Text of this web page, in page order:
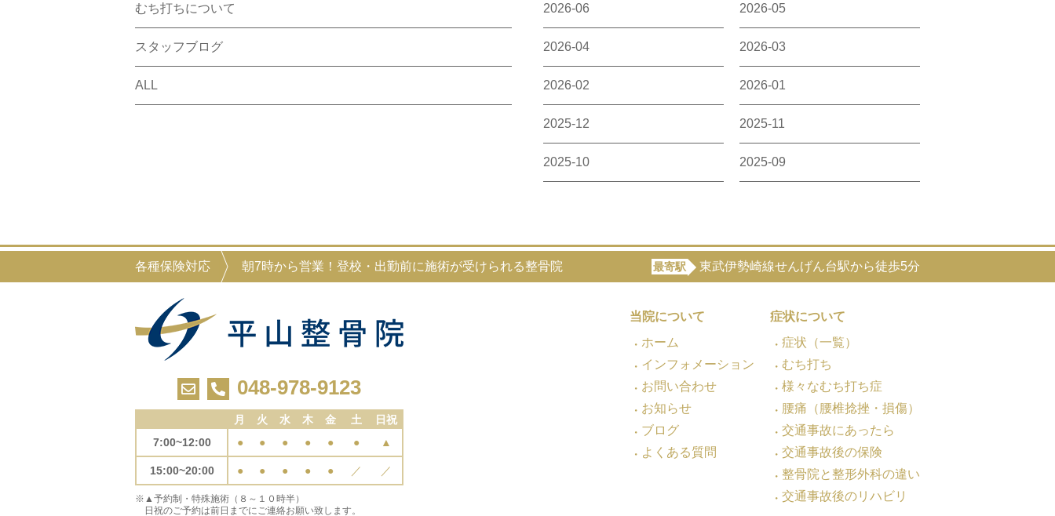
むち打ちについて
スタッフブログ
ALL
2026-06 2026-05
2026-04 2026-03
2026-02 2026-01
2025-12 2025-11
2025-10 2025-09
各種保険対応 朝7時から営業！登校・出勤前に施術が受けられる整骨院 最寄駅 東武伊勢崎線せんげん台駅から徒歩5分
048-978-9123
月 火 水 木 金 土
日祝
7:00~12:00
● ● ● ● ● ● ▲
15:00~20:00 ● ● ● ● ● ／ ／
※▲予約制・特殊施術（８～１０時半）
日祝のご予約は前日までにご連絡お願い致します。
当院について
ホーム
インフォメーション
お問い合わせ
お知らせ
ブログ
よくある質問
症状について
症状（一覧）
むち打ち
様々なむち打ち症
腰痛（腰椎捻挫・損傷）
交通事故にあったら
交通事故後の保険
整骨院と整形外科の違い
交通事故後のリハビリ